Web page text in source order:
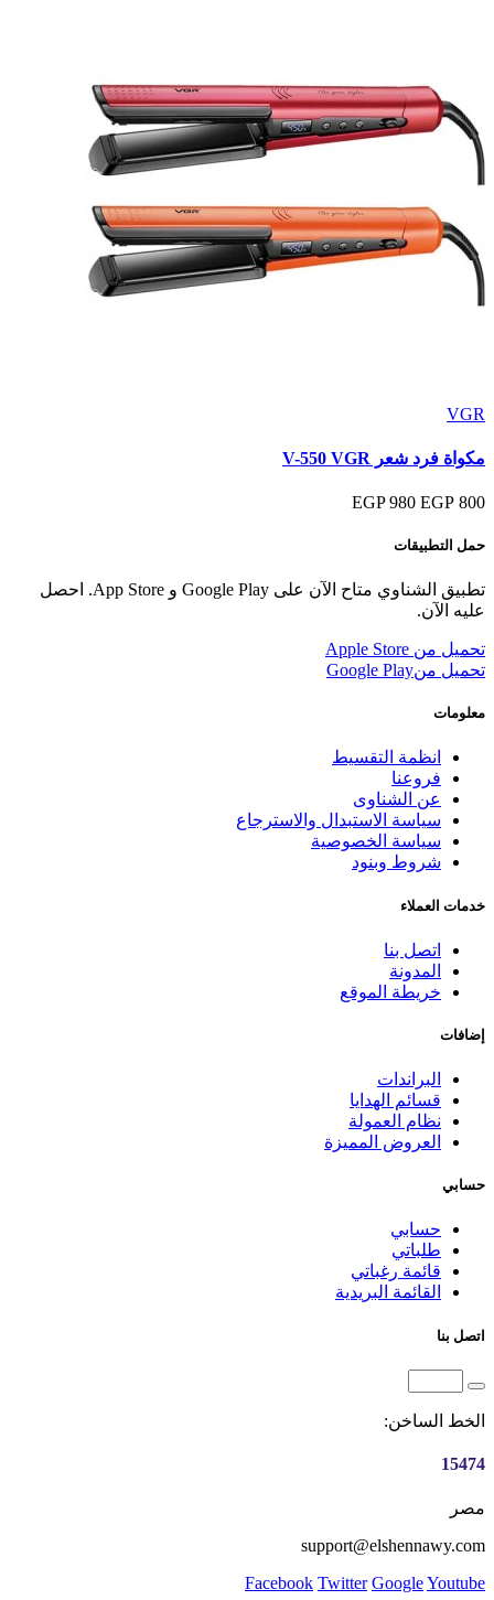
VGR
مكواة فرد شعر V-550 VGR
800 EGP
980 EGP
حمل التطبيقات
تطبيق الشناوي متاح الآن على Google Play و App Store. احصل
عليه الآن.
تحميل من Apple Store
تحميل منGoogle Play
معلومات
انظمة التقسيط
فروعنا
عن الشناوى
سياسة الاستبدال والاسترجاع
سياسة الخصوصية
شروط وبنود
خدمات العملاء
اتصل بنا
المدونة
خريطة الموقع
إضافات
البراندات
قسائم الهدايا
نظام العمولة
العروض المميزة
حسابي
حسابي
طلباتي
قائمة رغباتي
القائمة البريدية
اتصل بنا
الخط الساخن:
15474
مصر
support@elshennawy.com
Facebook Twitter GoogleYoutube